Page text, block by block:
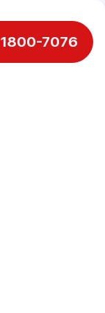
1800-7076